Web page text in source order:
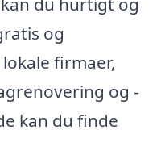
og
firmaer,
og -
kan du finde